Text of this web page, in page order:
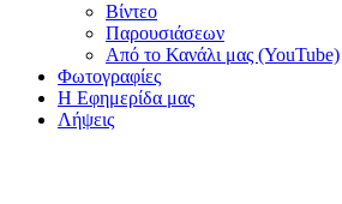
Βίντεο
Παρουσιάσεων
Από το Κανάλι μας (YouTube)
Φωτογραφίες
Η Εφημερίδα μας
Λήψεις